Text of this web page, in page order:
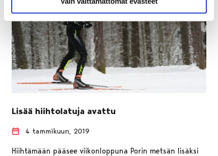
Lisää hiihtolatuja avattu
4 tammikuun, 2019
Hiihtämään pääsee viikonloppuna Porin metsän lisäksi